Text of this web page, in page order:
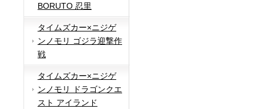
BORUTO 忍里
タイムズカー×ニジゲ
ンノモリ ゴジラ迎撃作
戦
タイムズカー×ニジゲ
ンノモリ ドラゴンクエ
スト アイランド